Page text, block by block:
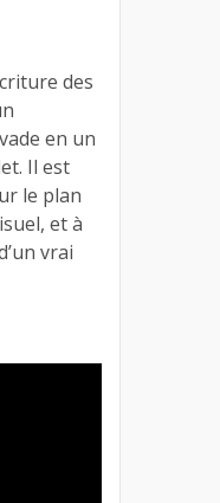
des
en un
Il est
le plan
et à
vrai